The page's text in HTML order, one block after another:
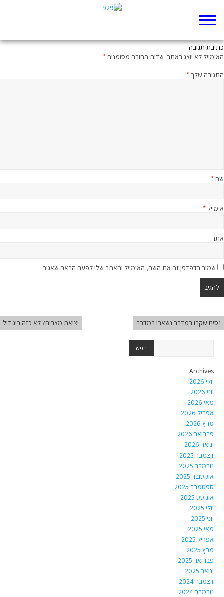
כתיבת תגובה
האימייל לא יוצג באתר. שדות החובה מסומנים*
התגובה שלך*
שם*
אימייל *
אתר
שמור בדפדפן זה את השם, האימייל והאתר שלי לפעם הבאה שאגיב.
נסים שקרו במדבר נשארו במדבר יציאת מצרים? לא כזה ביג דיל
Archives
יולי 2026
יוני 2026
מאי 2026
אפריל 2026
מרץ 2026
פברואר 2026
ינואר 2026
דצמבר 2025
נובמבר 2025
אוקטובר 2025
ספטמבר 2025
אוגוסט 2025
יולי 2025
יוני 2025
מאי 2025
אפריל 2025
מרץ 2025
פברואר 2025
ינואר 2025
דצמבר 2024
נובמבר 2024